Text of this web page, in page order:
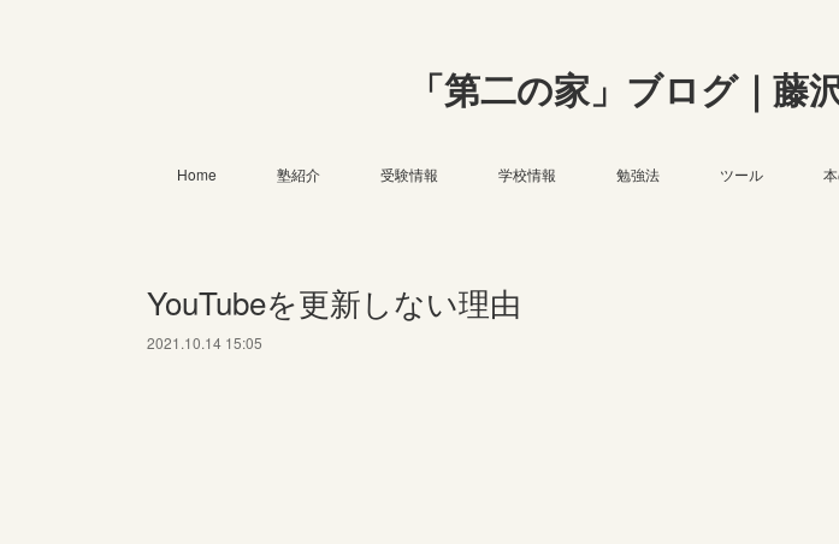
「第二の家」ブログ｜藤
Home 塾紹介 受験情報 学校情報 勉強法 ツール
YouTubeを更新しない理由
2021.10.14 15:05